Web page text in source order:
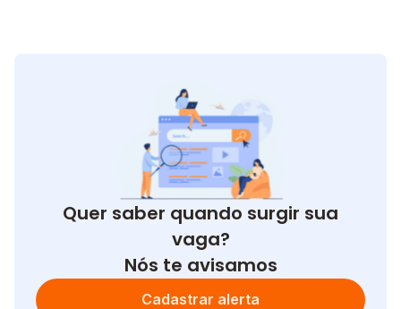
Quer saber quando surgir sua
vaga?
Nós te avisamos
Cadastrar alerta